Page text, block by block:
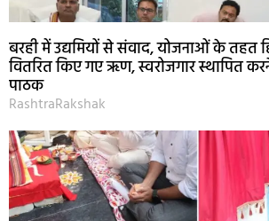
बरही में उद्यमियों से संवाद, योजनाओं के तहत
वितरित किए गए ऋण, स्वरोजगार स्थापित
पाठक
RashtraRakshak